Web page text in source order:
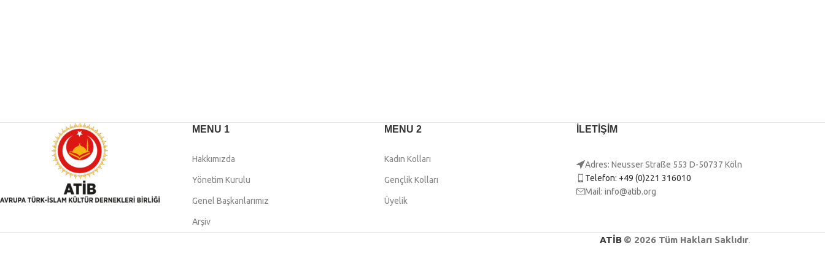
MENU 1
Hakkımızda
Yönetim Kurulu
Genel Başkanlarımız
Arşiv
MENU 2
Kadın Kolları
Gençlik Kolları
Üyelik
İLETİŞİM
Adres: Neusser Straße 553 D-50737 Köln
Telefon: +49 (0)221 316010
Mail: info@atib.org
ATİB © 2026 Tüm Hakları Saklıdır.